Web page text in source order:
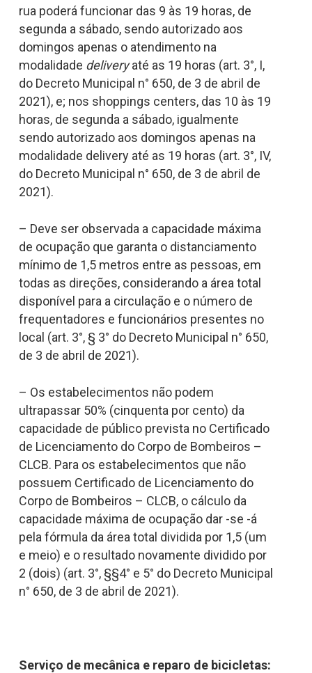
rua poderá funcionar das 9 às 19 horas, de
segunda a sábado, sendo autorizado aos
domingos apenas o atendimento na
modalidade deliveryaté as 19 horas (art. 3°, I,
do Decreto Municipal n° 650, de 3 de abril de
2021), e; nos shoppings centers, das 10 às 19
horas, de segunda a sábado, igualmente
sendo autorizado aos domingos apenas na
modalidade delivery até as 19 horas (art. 3°, IV,
do Decreto Municipal n° 650, de 3 de abril de
2021).
– Deve ser observada a capacidade máxima
de ocupação que garanta o distanciamento
mínimo de 1,5 metros entre as pessoas, em
todas as direções, considerando a área total
disponível para a circulação e o número de
frequentadores e funcionários presentes no
local (art. 3°, § 3° do Decreto Municipal n° 650,
de 3 de abril de 2021).
– Os estabelecimentos não podem
ultrapassar 50% (cinquenta por cento) da
capacidade de público prevista no Certificado
de Licenciamento do Corpo de Bombeiros –
CLCB. Para os estabelecimentos que não
possuem Certificado de Licenciamento do
Corpo de Bombeiros – CLCB, o cálculo da
capacidade máxima de ocupação dar -se -á
pela fórmula da área total dividida por 1,5 (um
e meio) e o resultado novamente dividido por
2 (dois) (art. 3°, §§4° e 5° do Decreto Municipal
n° 650, de 3 de abril de 2021).
Serviço de mecânica e reparo de bicicletas: